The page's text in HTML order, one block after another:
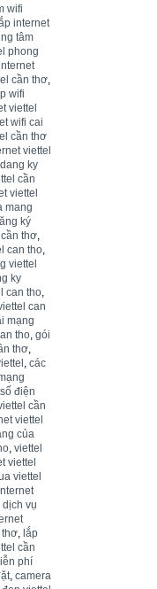
wifi
internet
tâm
phong
cần thơ
wifi
viettel
wifi cai
cần thơ
viettel
ky
cần
viettel
mang
ký
thơ
can tho
viettel
ky
can tho
can
mạng
tho gói
thơ
các
số điện
cần
viettel
của
viettel
viettel
viettel
dịch vụ
thơ lắp
cần
phí
camera